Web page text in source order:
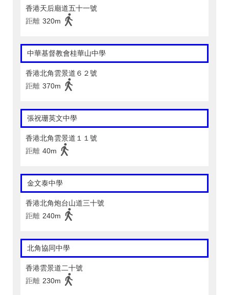
香港天后廟道五十一號
距離 320m
中華基督教會桂華山中學
香港北角雲景道６２號
距離 370m
張祝珊英文中學
香港北角雲景道１１號
距離 40m
金文泰中學
香港北角炮台山道三十號
距離 240m
北角協同中學
香港雲景道二十號
距離 230m